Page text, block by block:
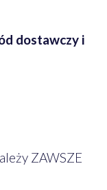
dostawczy i
ZAWSZE